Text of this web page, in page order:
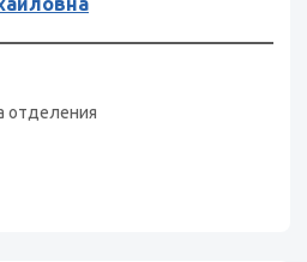
отделения